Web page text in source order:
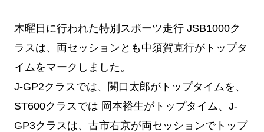
木曜日に行われた特別スポーツ走行 JSB1000ク
ラスは、両セッションとも中須賀克行がトップタ
イムをマークしました。
J-GP2クラスでは、関口太郎がトップタイムを、
ST600クラスでは 岡本裕生がトップタイム、J-
GP3クラスは、古市右京が両セッションでトップ